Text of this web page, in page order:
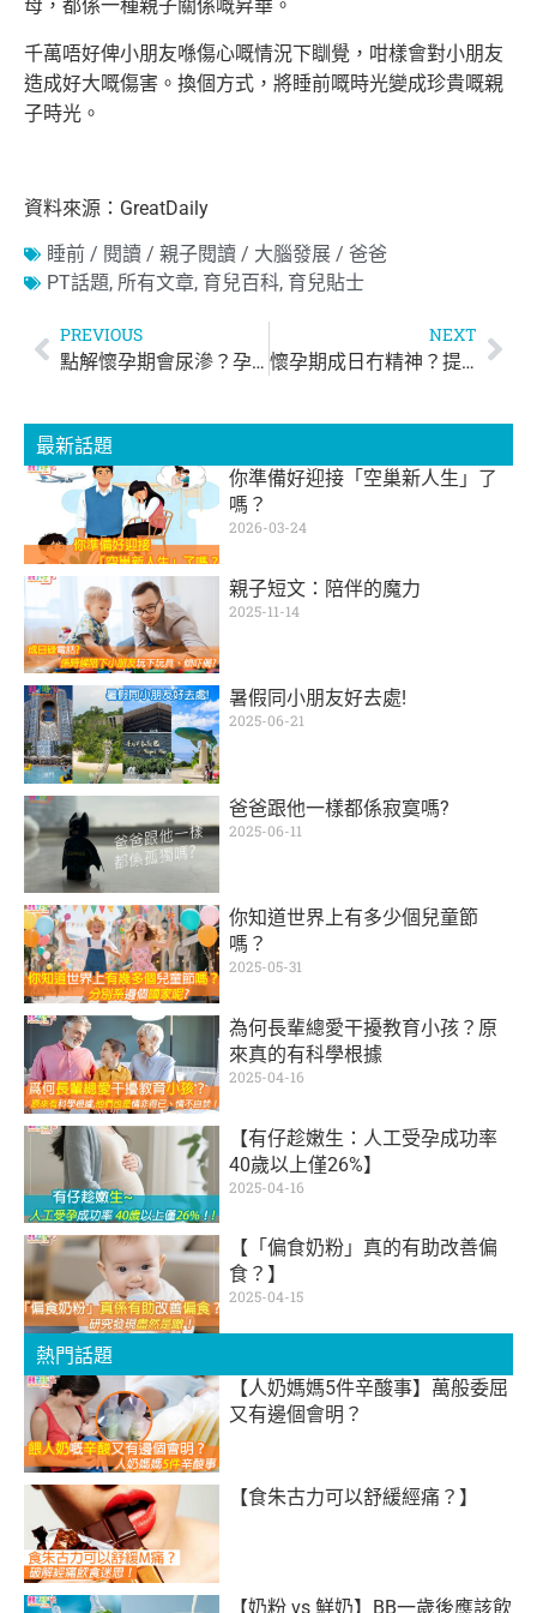
母，都係一種親子關係嘅昇華。
千萬唔好俾小朋友喺傷心嘅情況下瞓覺，咁樣會對小朋友
造成好大嘅傷害。換個方式，將睡前嘅時光變成珍貴嘅親
子時光。
資料來源：GreatDaily
睡前 / 閱讀 / 親子閱讀 / 大腦發展 / 爸爸
PT話題, 所有文章, 育兒百科, 育兒貼士
PREVIOUS
點解懷孕期會尿滲？孕婦尿滲正唔正常？
NEXT
懷孕期成日冇精神？提神唔一定要飲咖啡！
最新話題
你準備好迎接「空巢新人生」了
嗎？
2026-03-24
親子短文：陪伴的魔力
2025-11-14
暑假同小朋友好去處!
2025-06-21
爸爸跟他一樣都係寂寞嗎?
2025-06-11
你知道世界上有多少個兒童節
嗎？
2025-05-31
為何長輩總愛干擾教育小孩？原
來真的有科學根據
2025-04-16
【有仔趁嫩生：人工受孕成功率
40歲以上僅26%】
2025-04-16
【「偏食奶粉」真的有助改善偏
食？】
2025-04-15
熱門話題
【人奶媽媽5件辛酸事】萬般委屈
又有邊個會明？
【食朱古力可以舒緩經痛？】
【奶粉 vs 鮮奶】BB一歲後應該飲